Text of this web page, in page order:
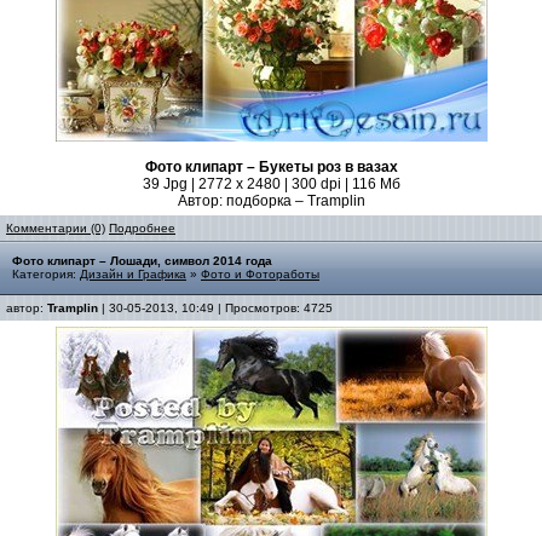
Фото клипарт – Букеты роз в вазах
39 Jpg | 2772 x 2480 | 300 dpi | 116 Мб
Автор: подборка – Tramplin
Комментарии (0) Подробнее
Фото клипарт – Лошади, символ 2014 года
Категория: Дизайн и Графика » Фото и Фотоработы
автор: Tramplin | 30-05-2013, 10:49 | Просмотров: 4725